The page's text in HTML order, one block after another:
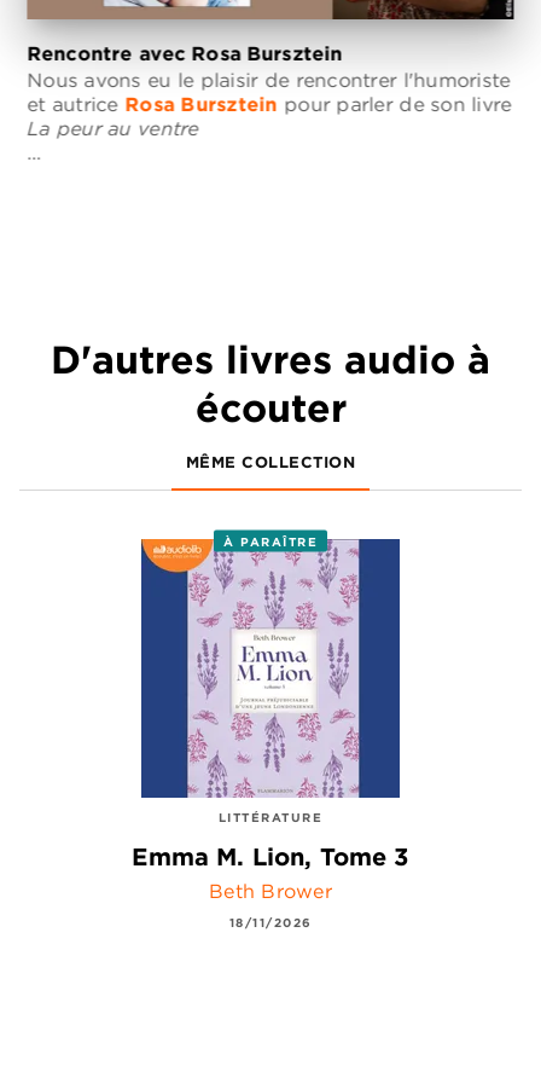
Rencontre avec Rosa Bursztein
Nous avons eu le plaisir de rencontrer l'humoriste
et autrice Rosa Bursztein pour parler de son livre
La peur au ventre
…
D'autres livres audio à
écouter
MÊME COLLECTION
À PARAÎTRE
LITTÉRATURE
Emma M. Lion, Tome 3
Beth Brower
18/11/2026